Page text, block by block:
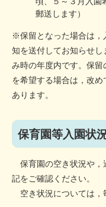
郵送します）
※保留となった場合は，
知を送付してお知らせ
み時の年度内です。保
を希望する場合は，改
あります。
保育園等入園状
保育園の空き状況や，
記をご確認ください。
空き状況については，